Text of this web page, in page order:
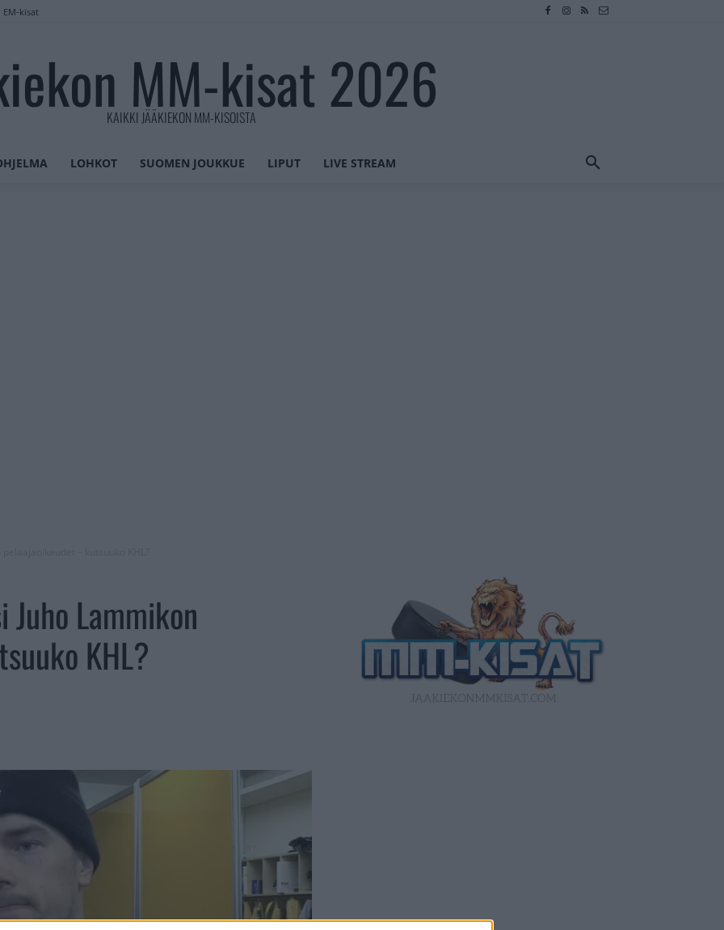
EM-kisat
MM-kisat 2026
KAIKKI JÄÄKIEKON MM-KISOISTA
LOHKOT SUOMEN JOUKKUE LIPUT LIVE STREAM
Lammikon
KHL?